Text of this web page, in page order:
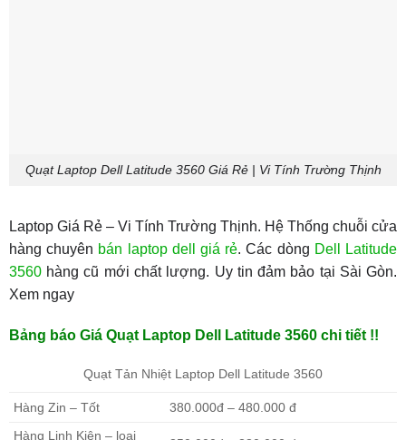
Quạt Laptop Dell Latitude 3560 Giá Rẻ | Vi Tính Trường Thịnh
Laptop Giá Rẻ – Vi Tính Trường Thịnh. Hệ Thống chuỗi cửa
hàng chuyên bán laptop dell giá rẻ. Các dòng Dell Latitude
3560hàng cũ mới chất lượng. Uy tin đảm bảo tại Sài Gòn.
Xem ngay
Bảng báo Giá Quạt Laptop Dell Latitude 3560 chi tiết !!
Quạt Tản Nhiệt Laptop Dell Latitude 3560
Hàng Zin – Tốt
380.000đ – 480.000 đ
Hàng Linh Kiện – loại